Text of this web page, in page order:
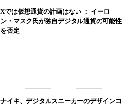
Xでは仮想通貨の計画はない ： イーロ
ン・マスク氏が独自デジタル通貨の可能性
を否定
ナイキ、デジタルスニーカーのデザインコ